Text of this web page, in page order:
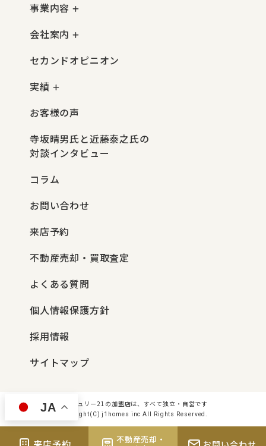
事業内容
会社案内
セカンドオピニオン
実績
お客様の声
寺坂晴男氏と近藤泰之氏の
対談インタビュー
コラム
お問い合わせ
来店予約
不動産売却・買取査定
よくある質問
個人情報保護方針
採用情報
サイトマップ
センチュリー21の加盟店は、すべて独立・自営です
Copyright(C) j1homes inc All Rights Reserved.
不動産売却・
JA